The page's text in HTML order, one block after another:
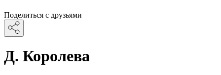
Поделиться с друзьями
Д. Королева